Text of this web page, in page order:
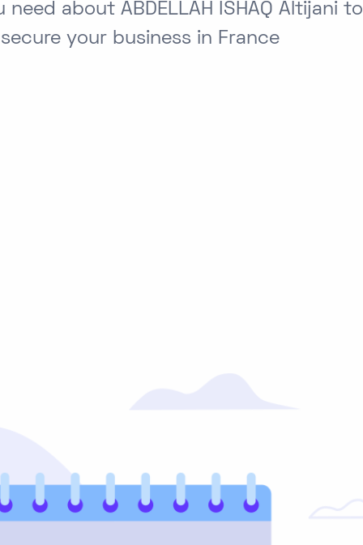
about ABDELLAH ISHAQ Altijani to
your business in France